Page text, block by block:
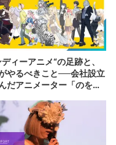
ィーアニメ“の足跡と、
やるべきこと──会社設立
だアニメーター「のを